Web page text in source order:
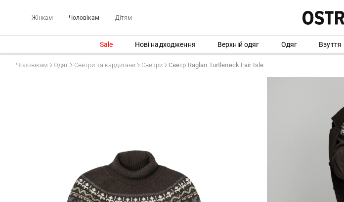
Жінкам Чоловікам Дітям
Sale Нові надходження Верхній одяг Одяг Взуття
Чоловікам Одяг Светри та кардигани Светри Светр Raglan Turtleneck Fair Isle